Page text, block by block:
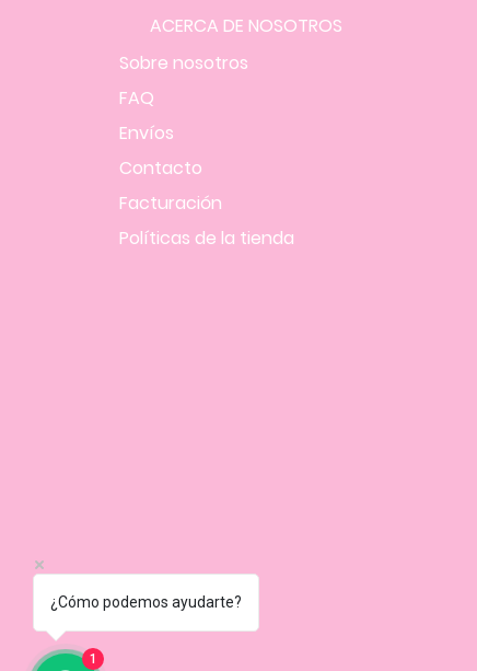
ACERCA DE NOSOTROS
Sobre nosotros
FAQ
Envíos
Contacto
Facturación
Políticas de la tienda
¿Cómo podemos ayudarte?
1